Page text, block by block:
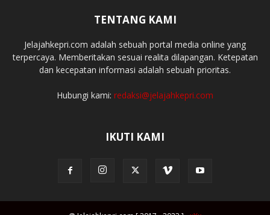
TENTANG KAMI
Jelajahkepri.com adalah sebuah portal media online yang
terpercaya. Memberitakan sesuai realita dilapangan. Ketepatan
dan kecepatan informasi adalah sebuah prioritas.
Hubungi kami: redaksi@jelajahkepri.com
IKUTI KAMI